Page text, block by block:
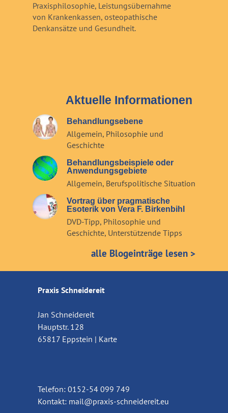
Praxisphilosophie, Leistungsübernahme
von Krankenkassen, osteopathische
Denkansätze und Gesundheit.
Aktuelle Informationen
Behandlungsebene
Allgemein, Philosophie und
Geschichte
Behandlungsbeispiele oder
Anwendungsgebiete
Allgemein, Berufspolitische Situation
Vortrag über pragmatische
Esoterik von Vera F. Birkenbihl
DVD-Tipp, Philosophie und
Geschichte, Unterstützende Tipps
alle Blogeinträge lesen >
Praxis Schneidereit
Jan Schneidereit
Hauptstr. 128
65817 Eppstein | Karte
Telefon: 0152-54 099 749
Kontakt: mail@praxis-schneidereit.eu